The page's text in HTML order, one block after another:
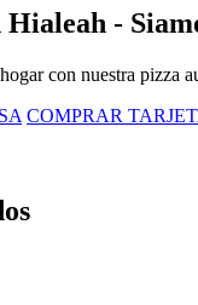
-
con nuestra
COMPRAR